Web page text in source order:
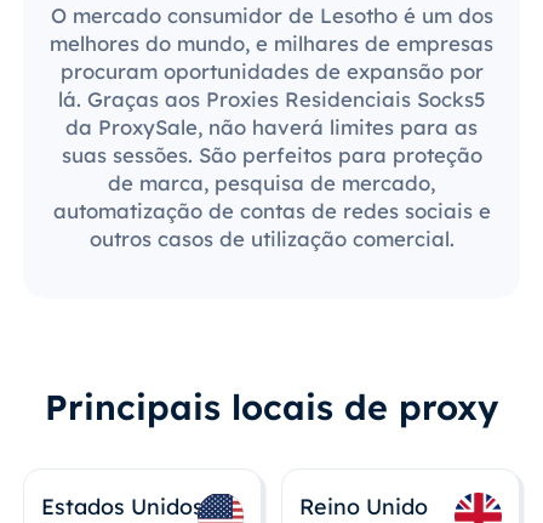
O mercado consumidor de Lesotho é um dos
melhores do mundo, e milhares de empresas
procuram oportunidades de expansão por
lá. Graças aos Proxies Residenciais Socks5
da ProxySale, não haverá limites para as
suas sessões. São perfeitos para proteção
de marca, pesquisa de mercado,
automatização de contas de redes sociais e
outros casos de utilização comercial.
Principais locais de proxy
Estados Unidos Reino Unido